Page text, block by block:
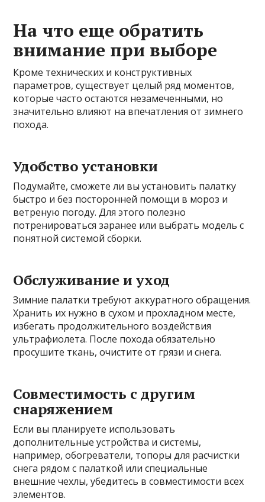
На что еще обратить
внимание при выборе
Кроме технических и конструктивных
параметров, существует целый ряд моментов,
которые часто остаются незамеченными, но
значительно влияют на впечатления от зимнего
похода.
Удобство установки
Подумайте, сможете ли вы установить палатку
быстро и без посторонней помощи в мороз и
ветреную погоду. Для этого полезно
потренироваться заранее или выбрать модель с
понятной системой сборки.
Обслуживание и уход
Зимние палатки требуют аккуратного обращения.
Хранить их нужно в сухом и прохладном месте,
избегать продолжительного воздействия
ультрафиолета. После похода обязательно
просушите ткань, очистите от грязи и снега.
Совместимость с другим
снаряжением
Если вы планируете использовать
дополнительные устройства и системы,
например, обогреватели, топоры для расчистки
снега рядом с палаткой или специальные
внешние чехлы, убедитесь в совместимости всех
элементов.